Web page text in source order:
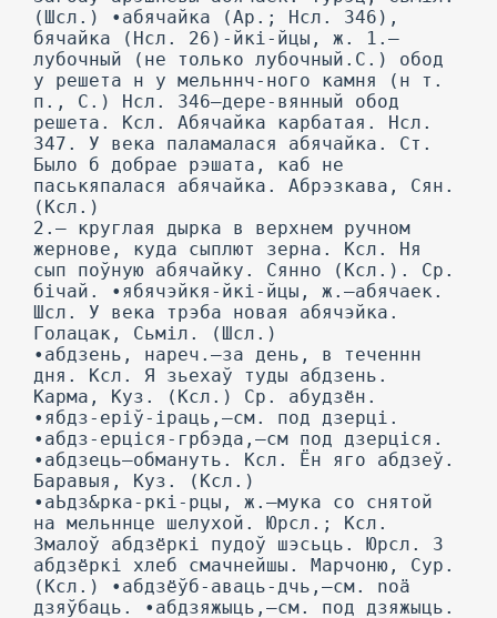
(Шсл.) •абячайка (Ар.; Нсл. 346),
бячайка (Нсл. 26)-йкі-йцы, ж. 1.—
лубочный (не только лубочный.С.) обод
у решета н у мельннч-ного камня (н т.
п., С.) Нсл. 346—дере-вянный обод
решета. Ксл. Абячайка карбатая. Нсл.
347. У века паламалася абячайка. Ст.
Было б добрае рэшата, каб не
паськяпалася абячайка. Абрэзкава, Сян.
(Ксл.)
2.— круглая дырка в верхнем ручном
жернове, куда сыплют зерна. Ксл. Ня
сып поўную абячайку. Сянно (Ксл.). Ср.
бічай. •ябячэйкя-йкі-йцы, ж.—абячаек.
Шсл. У века трэба новая абячэйка.
Голацак, Сьміл. (Шсл.)
•абдзень, нареч.—за день, в теченнн
дня. Ксл. Я зьехаў туды абдзень.
Карма, Куз. (Ксл.) Ср. абудзён.
•ябдз-еріў-іраць,—см. под дзерці.
•абдз-ерціся-грбэда,—см под дзерціся.
•абдзець—обмануть. Ксл. Ён яго абдзеў.
Баравыя, Куз. (Ксл.)
•аЬдз&рка-ркі-рцы, ж.—мука co снятой
на мельннце шелухой. Юрсл.; Ксл.
Змалоў абдзёркі пудоў шэсьць. Юрсл. 3
абдзёркі хлеб смачнейшы. Марчоню, Сур.
(Ксл.) •абдзёўб-аваць-дчь,—см. noä
дзяўбаць. •абдзяжыць,—см. под дзяжыць.